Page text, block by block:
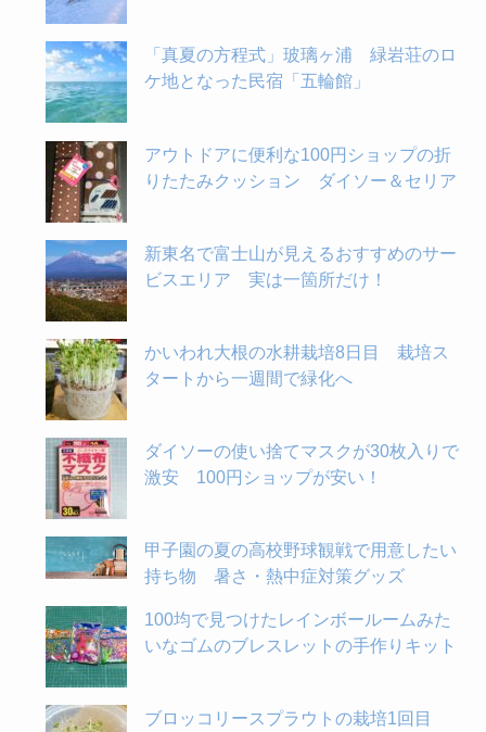
「真夏の方程式」玻璃ヶ浦 緑岩荘のロ
ケ地となった民宿「五輪館」
アウトドアに便利な100円ショップの折
りたたみクッション ダイソー＆セリア
新東名で富士山が見えるおすすめのサー
ビスエリア 実は一箇所だけ！
かいわれ大根の水耕栽培8日目 栽培ス
タートから一週間で緑化へ
ダイソーの使い捨てマスクが30枚入りで
激安 100円ショップが安い！
甲子園の夏の高校野球観戦で用意したい
持ち物 暑さ・熱中症対策グッズ
100均で見つけたレインボールームみた
いなゴムのブレスレットの手作りキット
ブロッコリースプラウトの栽培1回目